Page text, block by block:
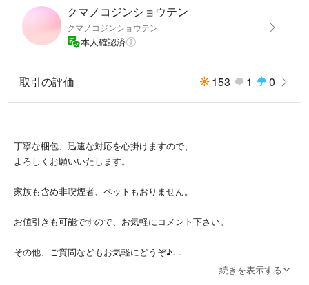
インディゴとライトオンスのヘリンボーンのデニムを、パッチワークのよ
うに継ぎ合わせたディテールがポイント。
MADE IN JAPAN
クマノコジンショウテン
クマノコジンショウテン
本人確認済
取引の評価 153 1 0
丁寧な梱包、迅速な対応を心掛けますので、
よろしくお願いいたします。
家族も含め非喫煙者、ペットもおりません。
お値引きも可能ですので、お気軽にコメント下さい。
その他、ご質問などもお気軽にどうぞ♪
続きを表示する